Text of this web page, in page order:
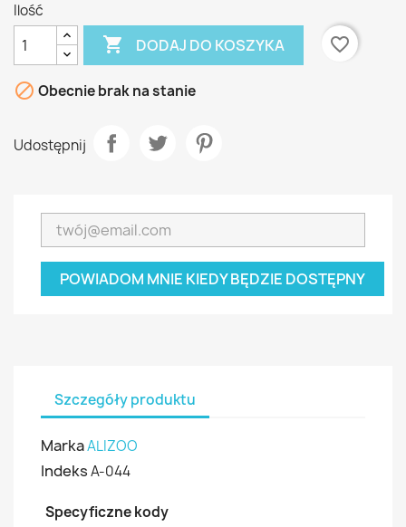
Ilość
 DODAJ DO KOSZYKA favorite_border
 Obecnie brak na stanie
Udostępnij
POWIADOM MNIE KIEDY BĘDZIE DOSTĘPNY
Szczegóły produktu
MarkaALIZOO
IndeksA-044
Specyficzne kody